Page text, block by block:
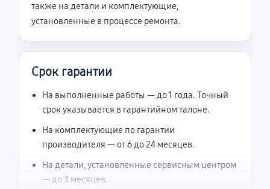
также на детали и комплектующие,
установленные в процессе ремонта.
Срок гарантии
На выполненные работы — до 1 года. Точный
срок указывается в гарантийном талоне.
На комплектующие по гарантии
производителя — от 6 до 24 месяцев.
На детали, установленные сервисным центром
— до 3 месяцев.